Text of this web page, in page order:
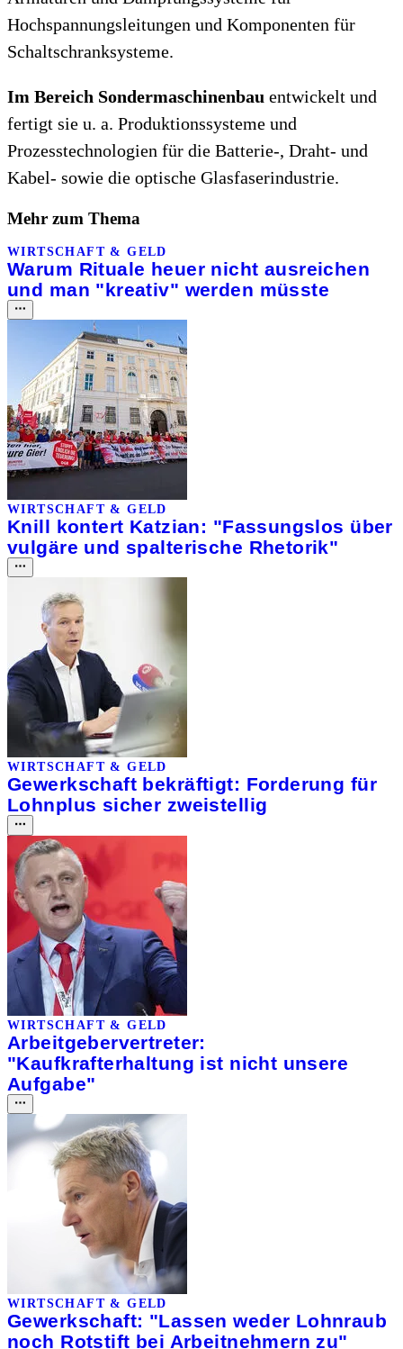
Hochspannungsleitungen und Komponenten für
Schaltschranksysteme.
Im Bereich Sondermaschinenbau entwickelt und
fertigt sie u. a. Produktionssysteme und
Prozesstechnologien für die Batterie-, Draht- und
Kabel- sowie die optische Glasfaserindustrie.
Mehr zum Thema
WIRTSCHAFT & GELD
Warum Rituale heuer nicht ausreichen
und man "kreativ" werden müsste
WIRTSCHAFT & GELD
Knill kontert Katzian: "Fassungslos über
vulgäre und spalterische Rhetorik"
WIRTSCHAFT & GELD
Gewerkschaft bekräftigt: Forderung für
Lohnplus sicher zweistellig
WIRTSCHAFT & GELD
Arbeitgebervertreter:
"Kaufkrafterhaltung ist nicht unsere
Aufgabe"
WIRTSCHAFT & GELD
Gewerkschaft: "Lassen weder Lohnraub
noch Rotstift bei Arbeitnehmern zu"